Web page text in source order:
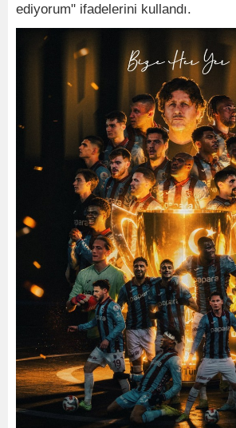
ediyorum" ifadelerini kullandı.